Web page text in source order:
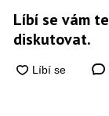
Líbí se vám
diskutovat.